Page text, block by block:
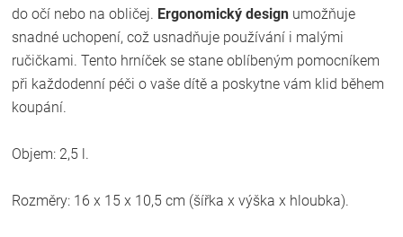
do očí nebo na obličej. Ergonomický design umožňuje
snadné uchopení, což usnadňuje používání i malými
ručičkami. Tento hrníček se stane oblíbeným pomocníkem
při každodenní péči o vaše dítě a poskytne vám klid během
koupání.
Objem: 2,5 l.
Rozměry: 16 x 15 x 10,5 cm (šířka x výška x hloubka).